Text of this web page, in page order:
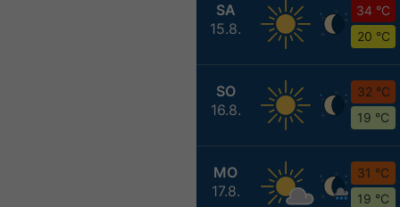
SA
15.8.
34 °C
20 °C
SO
16.8.
32 °C
19 °C
MO
17.8.
31 °C
19 °C